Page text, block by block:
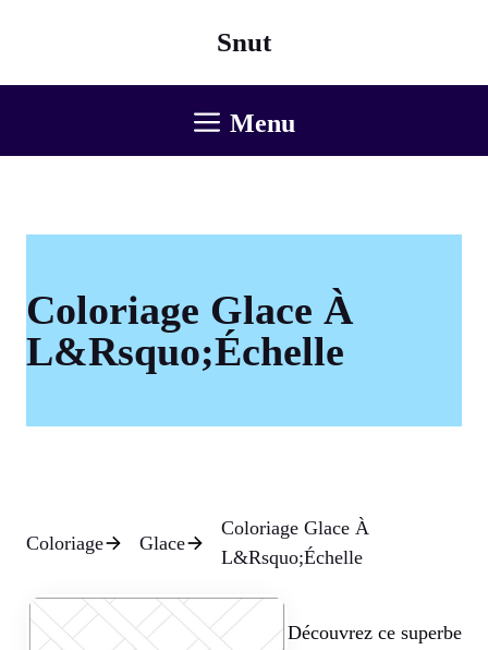
Snut
Menu
Coloriage Glace À
L&Rsquo;Échelle
Coloriage Glace
Coloriage Glace À
L&Rsquo;Échelle
Découvrez ce superbe